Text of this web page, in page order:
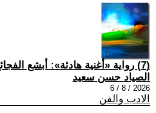
(7) رواية «أغنية هادئة»: أبشع الفجائع ما تنمو بالتدريج
الصياد حسن سعيد
2026 / 8 / 6
الادب والفن